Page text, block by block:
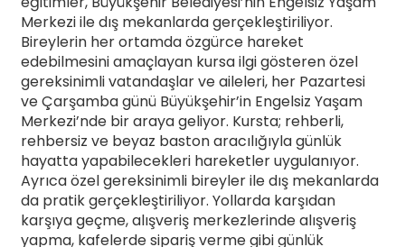
Merkezi ile dış mekanlarda gerçekleştiriliyor.
Bireylerin her ortamda özgürce hareket
edebilmesini amaçlayan kursa ilgi gösteren özel
gereksinimli vatandaşlar ve aileleri, her Pazartesi
ve Çarşamba günü Büyükşehir’in Engelsiz Yaşam
Merkezi’nde bir araya geliyor. Kursta; rehberli,
rehbersiz ve beyaz baston aracılığıyla günlük
hayatta yapabilecekleri hareketler uygulanıyor.
Ayrıca özel gereksinimli bireyler ile dış mekanlarda
da pratik gerçekleştiriliyor. Yollarda karşıdan
karşıya geçme, alışveriş merkezlerinde alışveriş
yapma, kafelerde sipariş verme gibi günlük